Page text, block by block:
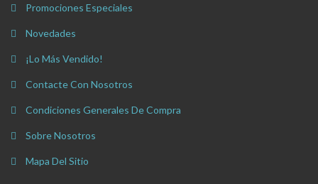
Promociones Especiales
Novedades
¡Lo Más Vendido!
Contacte Con Nosotros
Condiciones Generales De Compra
Sobre Nosotros
Mapa Del Sitio